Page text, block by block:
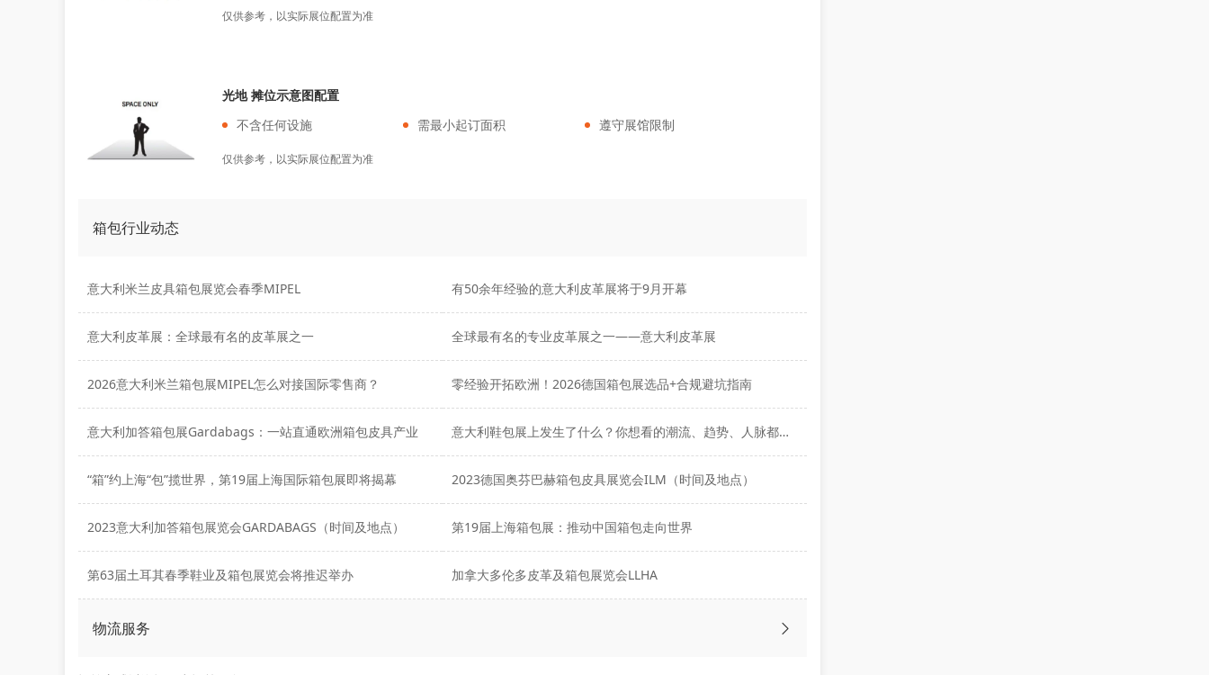
仅供参考，以实际展位配置为准
光地 摊位示意图配置
不含任何设施
需最小起订面积 遵守展馆限制
仅供参考，以实际展位配置为准
箱包行业动态
意大利米兰皮具箱包展览会春季MIPEL 有50余年经验的意大利皮革展将于9月开幕
意大利皮革展：全球最有名的皮革展之一 全球最有名的专业皮革展之一——意大利皮革展
2026意大利米兰箱包展MIPEL怎么对接国际零售商？ 零经验开拓欧洲！2026德国箱包展选品+合规避坑指南
意大利加答箱包展Gardabags：一站直通欧洲箱包皮具产业 意大利鞋包展上发生了什么？你想看的潮流、趋势、人脉都在这里！
“箱”约上海“包”揽世界，第19届上海国际箱包展即将揭幕 2023德国奥芬巴赫箱包皮具展览会ILM（时间及地点）
2023意大利加答箱包展览会GARDABAGS（时间及地点） 第19届上海箱包展：推动中国箱包走向世界
第63届土耳其春季鞋业及箱包展览会将推迟举办 加拿大多伦多皮革及箱包展览会LLHA
物流服务